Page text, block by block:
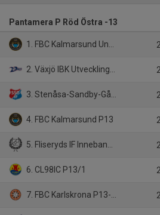
Pantamera P Röd Östra -13
1. FBC Kalmarsund Ungdom P13/1
2. Växjö IBK Utveckling P13 Vit
3. Stenåsa-Sandby-Gårdby IF P13
4. FBC Kalmarsund P13
5. Fliseryds IF Innebandy P12-13
6. CL98IC P13/1
7. FBC Karlskrona P13-14